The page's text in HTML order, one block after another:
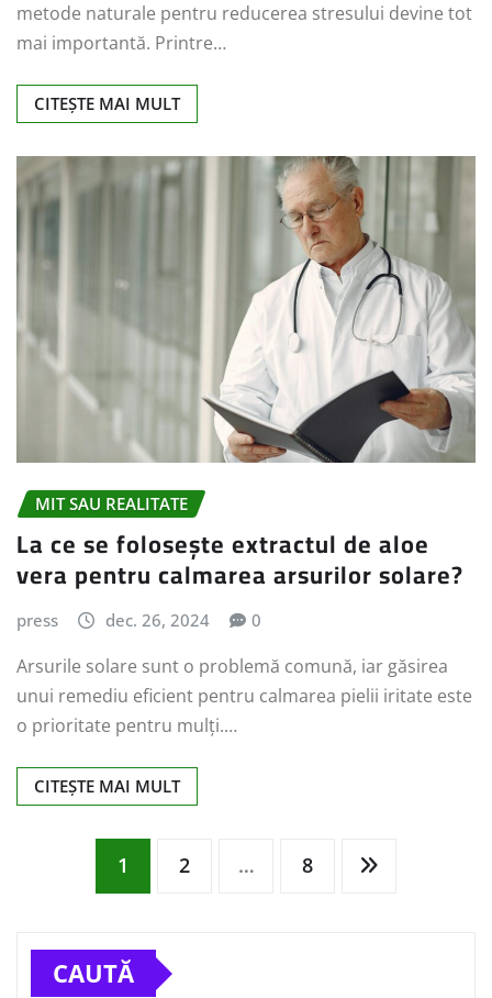
metode naturale pentru reducerea stresului devine tot
mai importantă. Printre…
CITEȘTE MAI MULT
MIT SAU REALITATE
La ce se folosește extractul de aloe
vera pentru calmarea arsurilor solare?
press dec. 26, 2024 0
Arsurile solare sunt o problemă comună, iar găsirea
unui remediu eficient pentru calmarea pielii iritate este
o prioritate pentru mulți.…
CITEȘTE MAI MULT
Paginație
articole
1 2 … 8
CAUTĂ